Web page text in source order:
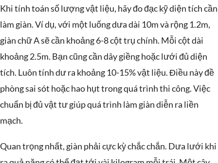
Khi tính toán số lượng vật liệu, hãy đo đạc kỹ diện tích cần
làm giàn. Ví dụ, với một luống dưa dài 10m và rộng 1.2m,
giàn chữ A sẽ cần khoảng 6-8 cột trụ chính. Mỗi cột dài
khoảng 2.5m. Bạn cũng cần dây giềng hoặc lưới đủ diện
tích. Luôn tính dư ra khoảng 10-15% vật liệu. Điều này đề
phòng sai sót hoặc hao hụt trong quá trình thi công. Việc
chuẩn bị đủ vật tư giúp quá trình làm giàn diễn ra liền
mạch.
Quan trọng nhất, giàn phải cực kỳ chắc chắn. Dưa lưới khi